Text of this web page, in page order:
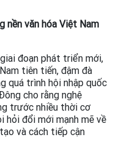
nền văn hóa Việt Nam
đoạn phát triển mới,
tiên tiến, đậm đà
quá trình hội nhập quốc
cho rằng nghệ
trước nhiều thời cơ
hỏi đổi mới mạnh mẽ về
và cách tiếp cận